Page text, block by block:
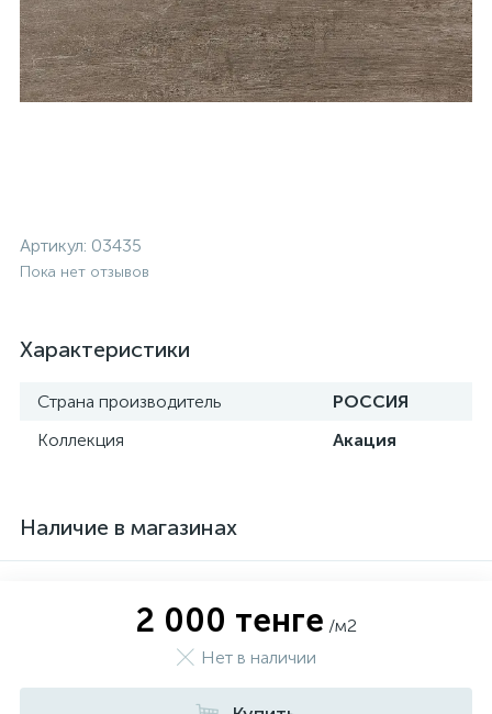
Артикул: 03435
Пока нет отзывов
Характеристики
Страна производитель
РОССИЯ
Коллекция
Акация
Наличие в магазинах
2 000 тенге /м2
Нет в наличии